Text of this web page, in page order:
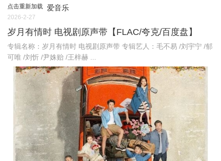
点击重新加载 爱音乐
2026-2-27
岁月有情时 电视剧原声带【FLAC/夸克/百度盘】
专辑名称：岁月有情时 电视剧原声带 专辑艺人：毛不易 /刘宇宁 /郁
可唯 /刘忻 /尹姝贻 /王梓赫 ...